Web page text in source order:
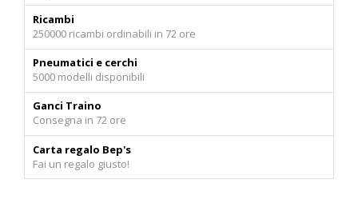
Ricambi
250000 ricambi ordinabili in 72 ore
Pneumatici e cerchi
5000 modelli disponibili
Ganci Traino
Consegna in 72 ore
Carta regalo Bep's
Fai un regalo giusto!